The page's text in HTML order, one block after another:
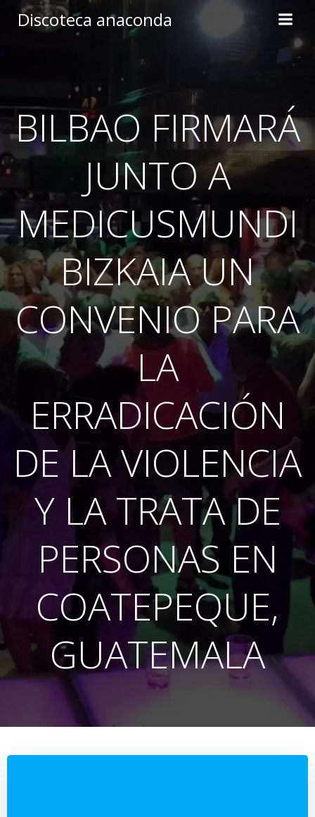
to
Discoteca anaconda
BILBAO FIRMARÁ
JUNTO A
MEDICUSMUNDI
BIZKAIA UN
CONVENIO PARA
LA
ERRADICACIÓN
DE LA VIOLENCIA
Y LA TRATA DE
PERSONAS EN
COATEPEQUE,
GUATEMALA